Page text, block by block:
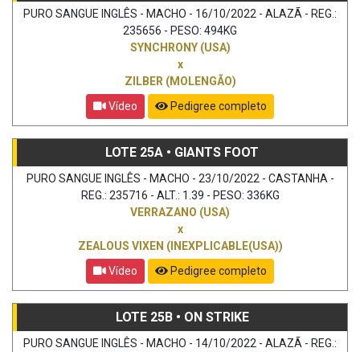
PURO SANGUE INGLÊS - MACHO - 16/10/2022 - ALAZÃ - REG.:
235656 - PESO: 494KG
SYNCHRONY (USA)
x
ZILBER (MOLENGÃO)
Vídeo
Pedigree completo
LOTE 25A • GIANTS FOOT
PURO SANGUE INGLÊS - MACHO - 23/10/2022 - CASTANHA -
REG.: 235716 - ALT.: 1.39 - PESO: 336KG
VERRAZANO (USA)
x
ZEALOUS VIXEN (INEXPLICABLE(USA))
Vídeo
Pedigree completo
LOTE 25B • ON STRIKE
PURO SANGUE INGLÊS - MACHO - 14/10/2022 - ALAZÃ - REG.: